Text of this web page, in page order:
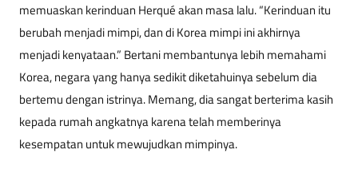
memuaskan kerinduan Herqué akan masa lalu. “Kerinduan itu
berubah menjadi mimpi, dan di Korea mimpi ini akhirnya
menjadi kenyataan.” Bertani membantunya lebih memahami
Korea, negara yang hanya sedikit diketahuinya sebelum dia
bertemu dengan istrinya. Memang, dia sangat berterima kasih
kepada rumah angkatnya karena telah memberinya
kesempatan untuk mewujudkan mimpinya.